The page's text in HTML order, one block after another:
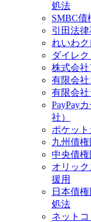
処法
SMBC債
引田法
れいわ
ダイレ
株式会社
有限会社
有限会
PayPay
社）
ポケッ
九州債権
中央債
オリッ
援用
日本債
処法
ネット